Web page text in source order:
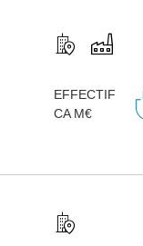
EFFECTIF
CA M€